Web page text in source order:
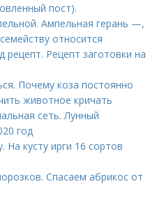
пост).
Ампельная герань —,
относится
рецепт. Рецепт заготовки на
Почему коза постоянно
животное кричать
сеть. Лунный
год
На кусту ирги 16 сортов
Спасаем абрикос от